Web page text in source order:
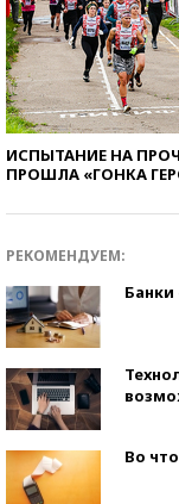
ИСПЫТАНИЕ НА
ПРОШЛА «ГОНКА
РЕКОМЕНДУЕМ:
Во